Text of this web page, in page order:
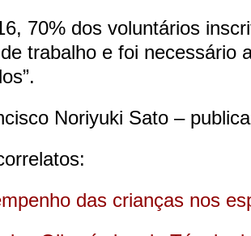
70% dos voluntários
trabalho e foi necessário
Noriyuki Sato –
das crianças nos